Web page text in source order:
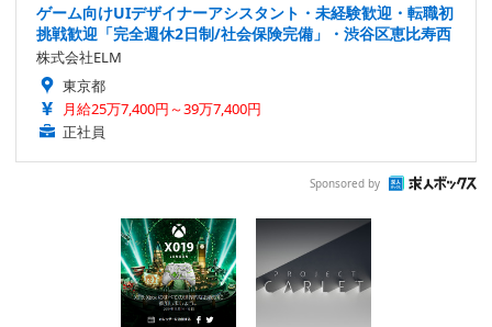
ゲーム向けUIデザイナーアシスタント・未経験歓迎・転職初
挑戦歓迎「完全週休2日制/社会保険完備」・渋谷区恵比寿西
株式会社ELM
東京都
月給25万7,400円～39万7,400円
正社員
Sponsored by